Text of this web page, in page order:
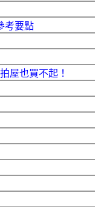
考要點
屋也買不起！